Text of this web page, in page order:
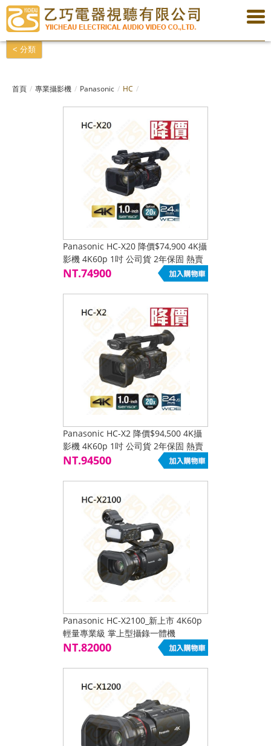
< 分類
首頁 專業攝影機 Panasonic HC
Panasonic HC-X20 降價$74,900 4K攝
影機 4K60p 1吋 公司貨 2年保固 熱賣
促銷降價
NT.74900
Panasonic HC-X2 降價$94,500 4K攝
影機 4K60p 1吋 公司貨 2年保固 熱賣
促銷降價
NT.94500
Panasonic HC-X2100_新上市 4K60p
輕量專業級 掌上型攝錄一體機
NT.82000